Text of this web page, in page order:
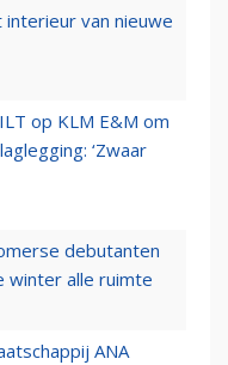
interieur van nieuwe
op KLM E&M om
‘Zwaar
debutanten
winter alle ruimte
ANA